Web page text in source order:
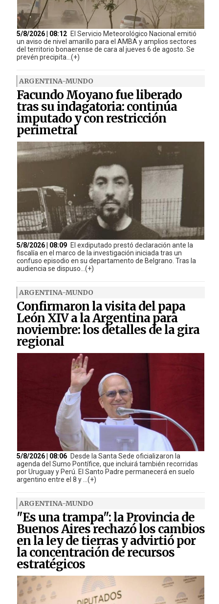
5/8/2026 | 08:12 El Servicio Meteorológico Nacional emitió
un aviso de nivel amarillo para el AMBA y amplios sectores
del territorio bonaerense de cara al jueves 6 de agosto. Se
prevén precipita...(+)
ARGENTINA-MUNDO
Facundo Moyano fue liberado
tras su indagatoria: continúa
imputado y con restricción
perimetral
5/8/2026 | 08:09 El exdiputado prestó declaración ante la
fiscalía en el marco de la investigación iniciada tras un
confuso episodio en su departamento de Belgrano. Tras la
audiencia se dispuso...(+)
ARGENTINA-MUNDO
Confirmaron la visita del papa
León XIV a la Argentina para
noviembre: los detalles de la gira
regional
5/8/2026 | 08:06 Desde la Santa Sede oficializaron la
agenda del Sumo Pontífice, que incluirá también recorridas
por Uruguay y Perú. El Santo Padre permanecerá en suelo
argentino entre el 8 y ...(+)
ARGENTINA-MUNDO
"Es una trampa": la Provincia de
Buenos Aires rechazó los cambios
en la ley de tierras y advirtió por
la concentración de recursos
estratégicos